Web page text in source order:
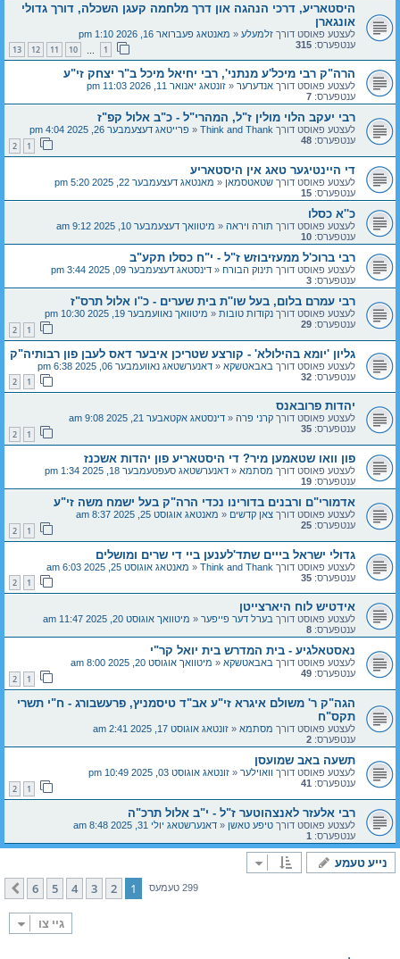
היסטאריע, דרכי הנהגה און דרך מלחמה קעגן השכלה, דורך גדולי
אונגארן
לעצטע פאוסט דורך זלמעלע « מאנטאג פעברואר 16, 2026 1:10 pm
ענטפערס: 315
1
10
11
12
13
הרה"ק רבי מיכל'ע מנתני', רבי יחיאל מיכל ב"ר יצחק זי"ע
לעצטע פאוסט דורך אנדערער « זונטאג יאנואר 11, 2026 11:03 pm
ענטפערס: 7
רבי יעקב הלוי מולין ז"ל, המהרי"ל - כ"ב אלול קפ"ז
לעצטע פאוסט דורך Think and Thank
« פרייטאג דעצעמבער 26, 2025 4:04 pm
ענטפערס: 48
1
2
די היינטיגער טאג אין היסטאריע
לעצטע פאוסט דורך שטאטסמאן « מאנטאג דעצעמבער 22, 2025 5:20 pm
ענטפערס: 15
כ''א כסלו
לעצטע פאוסט דורך תורה ויראה « מיטוואך דעצעמבער 10, 2025 9:12 am
ענטפערס: 10
רבי ברוכ'ל ממעזיבוזש ז"ל - י"ח כסלו תקע"ב
לעצטע פאוסט דורך תינוק הבורח « דינסטאג דעצעמבער 09, 2025 3:44 pm
ענטפערס: 3
רבי עמרם בלום, בעל שו''ת בית שערים - כ''ו אלול תרס"ז
לעצטע פאוסט דורך נקודות טובות « מיטוואך נאוועמבער 19, 2025 10:30 pm
ענטפערס: 29
1
2
גליון 'יומא בהילולא' - קורצע שטריכן איבער דאס לעבן פון רבותיה"ק
לעצטע פאוסט דורך באבאטשקא « דאנערשטאג נאוועמבער 06, 2025 6:38 pm
ענטפערס: 32
1
2
יהדות פרובאנס
לעצטע פאוסט דורך קרני פרה « דינסטאג אקטאבער 21, 2025 9:08 am
ענטפערס: 35
1
2
פון וואו שטאמען מיר? די היסטאריע פון יהדות אשכנז
לעצטע פאוסט דורך מסתמא « דאנערשטאג סעפטעמבער 18, 2025 1:34 pm
ענטפערס: 19
אדמורי"ם ורבנים בדורינו נכדי הרה"ק בעל ישמח משה זי"ע
לעצטע פאוסט דורך צאן קדשים « מאנטאג אוגוסט 25, 2025 8:37 am
ענטפערס: 25
1
2
גדולי ישראל בייים שתד'לענען ביי די שרים ומושלים
לעצטע פאוסט דורך Think and Thank
« מאנטאג אוגוסט 25, 2025 6:03 am
ענטפערס: 35
1
2
אידטיש לוח היארצייטן
לעצטע פאוסט דורך בערל דער פייפער « מיטוואך אוגוסט 20, 2025 11:47 am
ענטפערס: 8
נאסטאלגיע - בית המדרש בית יואל קר"י
לעצטע פאוסט דורך באבאטשקא « מיטוואך אוגוסט 20, 2025 8:00 am
ענטפערס: 49
1
2
הגה"ק ר' משולם איגרא זי"ע אב"ד טיסמניץ, פרעשבורג - ח"י תשרי
תקס"ח
לעצטע פאוסט דורך מסתמא « זונטאג אוגוסט 17, 2025 2:41 am
ענטפערס: 2
תשעה באב שמועסן
לעצטע פאוסט דורך וואוילער « זונטאג אוגוסט 03, 2025 10:49 pm
ענטפערס: 41
1
2
רבי אלעזר לאנצהוטער ז"ל - י"ב אלול תרכ"ה
לעצטע פאוסט דורך טיפע טאשן « דאנערשטאג יולי 31, 2025 8:48 am
ענטפערס: 1
נייע טעמע
299 טעמעס 1
2
3
4
5
6
קומענדיגע
גיי צו